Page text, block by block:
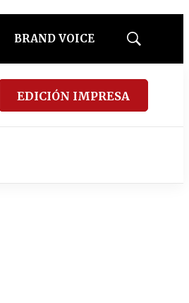
BRAND VOICE
Mostrar
EDICIÓN IMPRESA